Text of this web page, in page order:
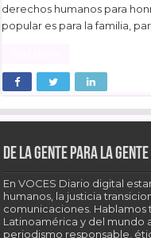
derechos humanos para
popular es para la familia,
De la gente para la gente
En VOCES Diario digital
humanos, la justicia
comunicaciones. Hablamos
Latinoamérica y del mundo
periodismo responsable,